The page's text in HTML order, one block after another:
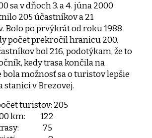
sa v dňoch 3. a 4. júna 2000
205 účastníkov a 21
Bolo po prvýkrát od roku 1988
počet prekročil hranicu 200.
bol 216, podotýkam, že to
kedy trasa končila na
bola možnosť sa o turistov lepšie
stanici v Brezovej.
turistov: 205
km: 122
trasy: 75